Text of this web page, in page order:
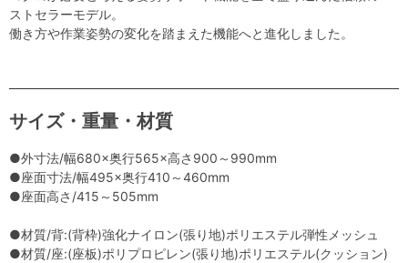
ストセラーモデル。
働き方や作業姿勢の変化を踏まえた機能へと進化しました。
サイズ・重量・材質
●外寸法/幅680×奥行565×高さ900～990mm
●座面寸法/幅495×奥行410～460mm
●座面高さ/415～505mm
●材質/背:(背枠)強化ナイロン(張り地)ポリエステル弾性メッシュ
●材質/座:(座板)ポリプロピレン(張り地)ポリエステル(クッション)